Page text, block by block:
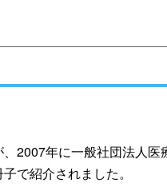
2007年に一般社団法人
で紹介されました。